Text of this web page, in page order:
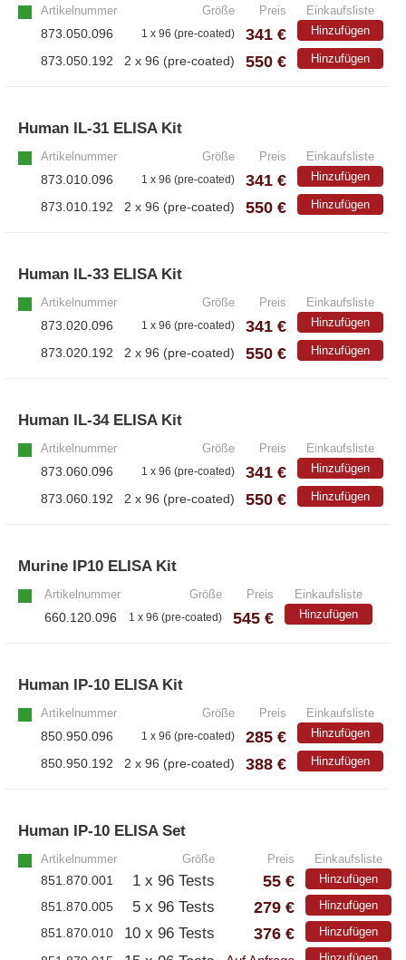
Artikelnummer Größe Preis Einkaufsliste
873.050.096 1 x 96 (pre-coated) 341 € Hinzufügen
873.050.192 2 x 96 (pre-coated) 550 € Hinzufügen
Human IL-31 ELISA Kit
Artikelnummer Größe Preis Einkaufsliste
873.010.096 1 x 96 (pre-coated) 341 € Hinzufügen
873.010.192 2 x 96 (pre-coated) 550 € Hinzufügen
Human IL-33 ELISA Kit
Artikelnummer Größe Preis Einkaufsliste
873.020.096 1 x 96 (pre-coated) 341 € Hinzufügen
873.020.192 2 x 96 (pre-coated) 550 € Hinzufügen
Human IL-34 ELISA Kit
Artikelnummer Größe Preis Einkaufsliste
873.060.096 1 x 96 (pre-coated) 341 € Hinzufügen
873.060.192 2 x 96 (pre-coated) 550 € Hinzufügen
Murine IP10 ELISA Kit
Artikelnummer Größe Preis Einkaufsliste
660.120.096 1 x 96 (pre-coated) 545 € Hinzufügen
Human IP-10 ELISA Kit
Artikelnummer Größe Preis Einkaufsliste
850.950.096 1 x 96 (pre-coated) 285 € Hinzufügen
850.950.192 2 x 96 (pre-coated) 388 € Hinzufügen
Human IP-10 ELISA Set
Artikelnummer Größe Preis Einkaufsliste
851.870.001 1 x 96 Tests 55 € Hinzufügen
851.870.005 5 x 96 Tests 279 € Hinzufügen
851.870.010 10 x 96 Tests 376 € Hinzufügen